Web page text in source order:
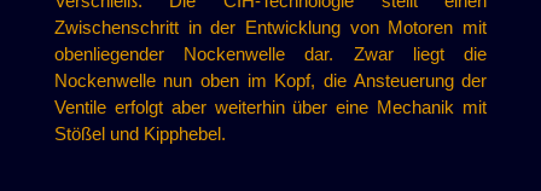
Zwischenschritt in der Entwicklung von Motoren mit
obenliegender Nockenwelle dar. Zwar liegt die
Nockenwelle nun oben im Kopf, die Ansteuerung der
Ventile erfolgt aber weiterhin über eine Mechanik mit
Stößel und Kipphebel.